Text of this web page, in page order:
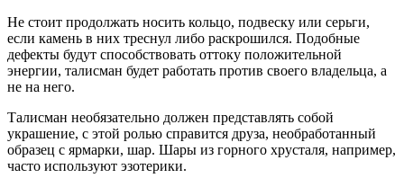
Не стоит продолжать носить кольцо, подвеску или серьги,
если камень в них треснул либо раскрошился. Подобные
дефекты будут способствовать оттоку положительной
энергии, талисман будет работать против своего владельца, а
не на него.
Талисман необязательно должен представлять собой
украшение, с этой ролью справится друза, необработанный
образец с ярмарки, шар. Шары из горного хрусталя, например,
часто используют эзотерики.